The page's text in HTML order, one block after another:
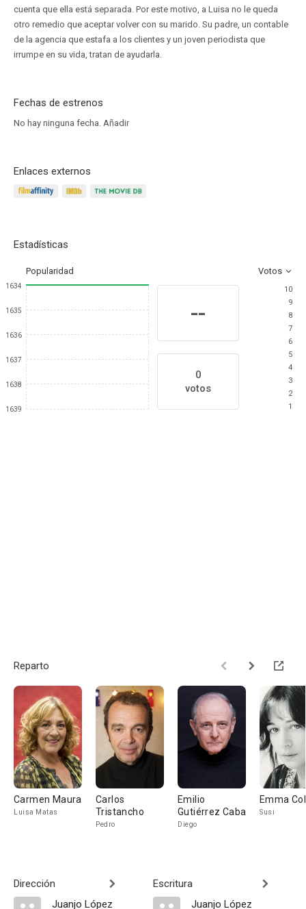
cuenta que ella está separada. Por este motivo, a Luisa no le queda
otro remedio que aceptar volver con su marido. Su padre, un contable
de la agencia que estafa a los clientes y un joven periodista que
irrumpe en su vida, tratan de ayudarla.
Fechas de estrenos
No hay ninguna fecha. Añadir
Enlaces externos
Estadísticas
Popularidad Votos
1634
1635
1636
1637
1638
1639
--
0
votos
10
9
8
7
6
5
4
3
2
1
Reparto
Carmen Maura
Luisa Matas
Carlos
Tristancho
Pedro
Emilio
Gutiérrez Caba
Diego
Emma
Susi
Dirección
Juanjo López
Escritura
Juanjo López